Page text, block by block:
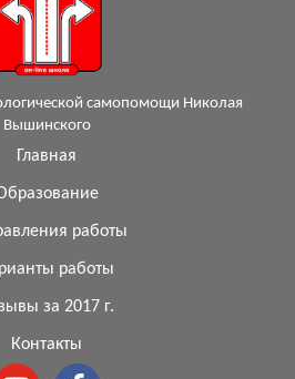
самопомощи Николая
Вышинского
Главная
работы
работы
за 2017 г.
Контакты